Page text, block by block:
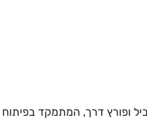
ופורץ דרך, המתמקד